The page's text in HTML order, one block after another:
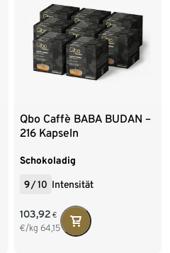
Qbo Caffè BABA BUDAN –
216 Kapseln
Schokoladig
9/10 Intensität
103,92 €
€/kg 64,15